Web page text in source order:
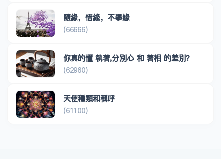
隨緣，惜緣，不攀緣
(66666)
你真的懂 執著,分別心 和 著相 的差別？
(62960)
天使種類和稱呼
(61100)